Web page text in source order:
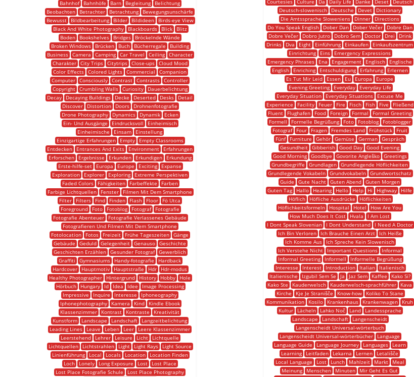
Bahnhof
Bahnhöfe Barn Begleitung
Belichtung
Beobachten
Betrachter Betrachtung
Bewegungsunschärfe
Bewusst
Bildbearbeitung Bilder Bildideen
Birds-eye View
Black And White Photography
Blackboards Blick
Blitz
Boden
Bookshelves Bridges
Bröckelnde Wände
Broken Windows
Brücken Buch Bücherregale
Building
Business Camera Camping Car Travel Ceiling Character
Charakter
City Trips Citytrips Close-ups
Cloud Mood
Color Effects Colored Lights Commercial
Companion
Computer Consciously Contrast Contrasts Controller
Copyright
Crumbling Walls Curiosity
Dauerbelichtung
Decay
Decaying Buildings Decke Deserted Desks
Detail
Discover
Distortion Doors
Drohnenfotografie
Drone Photography
Dynamics Dynamik
Ecken
Ein- Und Ausgänge
Eindrucksvoll
Einheimisch
Einheimische
Einsam
Einstellung
Einzigartige Erfahrungen
Empty
Empty Classrooms
Entdecken
Entrances And Exits Environment
Erfahrungen
Erforschen
Ergebnisse Erkunden Erkundigen
Erkundung
Erste-hilfe-set
Europa Europe Exciting
Expanse
Exploration
Explorer Exploring
Extreme Perspektiven
Faded Colors
Fähigkeiten Farbeffekte
Farben
Farbige Lichtquellen
Fenster
Filmen Mit Dem Smartphone
Filter
Filters Find Finden Flash Floor
Fö Utca
Foreground
Foto Fotoblog Fotograf
Fotografie
Fotografie Abenteuer
Fotografie Verlassenes Gebäude
Fotografieren Und Filmen Mit Dem Smartphone
Fotolocation
Fotos Freizeit Frühe Tageszeiten Gänge
Gebäude
Geduld Gelegenheit Genauso Geschichte
Geschichten Erzählen Gesunder Fotograf Gewerblich
Graffiti
Gymnasiums Handy-fotografie
Hardback
Hardcover
Hauptmotiv Hauptstraße Hdr
Hdr-modus
Healthy Photographer
Hintergrund History Hobby
Hole
Hörbuch
Hungary Id Idea Idee
Image Processing
Impressive
Inquire Interesse
Iphoneography
Iphonephotography
Kamera Kind
Kindle Ebook
Klassenzimmer
Kontrast Kontraste
Kreativität
Kunstform
Landscape Landschaft
Langzeitbelichtung
Leading Lines
Leave Leben Leer
Leere Klassenzimmer
Leerstehend
Lehrer Leisure Licht
Lichtquelle
Lichtquellen
Lichtstrahlen Light Light Rays
Light Source
Linienführung
Local Locals Location
Location Finden
Loch
Lonely Long Exposure Lost
Lost Place
Lost Place Fotografie Schule
Lost Place Photography
Courtesies Culture Da Daily Life Danke Deset
Deutsch
Deutsch-slowenisch
Deutsche Devet
Dictionary
Die Amtssprache Sloweniens
Dinner
Directions
Do You Speak English
Dober Dan Dober Večer
Dobre Dan
Dobre Večer
Dobro Jutro Dobro Sem Doctor Drei
Drink
Drinks
Dva Eight Einführung Einkaufen
Einkaufszentrum
Einrichtung
Eins
Emergency Expressions
Emergency Phrases
Ena Engagement Englisch
Englische
English
Enriching Entschuldigung Erfahrung
Erlernen
Es Tut Mir Leid
Essen Eu Europa
Europe
Evening Greeting
Everyday
Everyday Life
Everyday Situation
Everyday Situations
Excuse Me
Experience
Facility Feuer Fire Fisch Fish Five
Fließend
Fluent
Flughafen Food Foreign Formal
Formal Greeting
Formell
Formelle Begrüßung Foto Fotoblog
Fotoblogger
Fotograf
Four Fragen Fremdes Land Frühstück
Fruit
Fünf
Furniture Gehör Gemüse German
Gespräch
Gesundheit Gibberish Good Day Good Evening
Good Morning
Goodbye Govorite Angleško
Greetings
Grundbegriffe
Grundlagen Grundlegende Höflichkeiten
Grundlegende Vokabeln Grundvokabeln Grundwortschatz
Guide
Gute Nacht Guten Abend
Guten Morgen
Guten Tag
Hallo Hearing Hello Help Hi Highway
Hilfe
Höflich
Höfliche Ausdrücke
Höflichkeiten
Höflichkeitsformeln
Hospital Hotel
How Are You
How Much Does It Cost
Hvala
I Am Lost
I Dont Speak Slovenian
I Dont Understand
I Need A Doctor
Ich Bin Verloren
Ich Brauche Einen Arzt
Ich Heiße
Ich Komme Aus
Ich Spreche Kein Slowenisch
Ich Verstehe Nicht
Important Questions
Informal
Informal Greeting
Informell
Informelle Begrüßung
Interesse
Interest Introduction Italian
Italienisch
Italienische
Izgubil Sem Se Ja Jaz Sem Kaffee
Kako Si?
Kako Ste
Kauderwelsch Kauderwelsch-sprachführer
Kava
Kirche
Kje Je Stranišče Know-how
Koliko To Stane
Kommunikation
Kosilo Krankenhaus Krankenwagen
Kruh
Kultur
Lächeln Lahko Noč Land
Landessprache
Landscape
Landschaft
Langenscheidt
Langenscheidt Universal-wörterbuch
Langenscheidt Universal-wörterbücher
Language
Language Guide
Language Journey Languages
Learn
Learning
Leitfaden Lekarna Lernen
Letališče
Local Language
Lost Lunch Mahlzeit Markt
Meal
Meinung
Menschen Minuten
Mir Geht Es Gut